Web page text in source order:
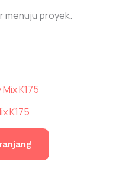
menuju proyek.
K175